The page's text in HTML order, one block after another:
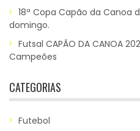
18ª Copa Capão da Canoa
domingo.
Futsal CAPÃO DA CANOA
Campeões
CATEGORIAS
Futebol